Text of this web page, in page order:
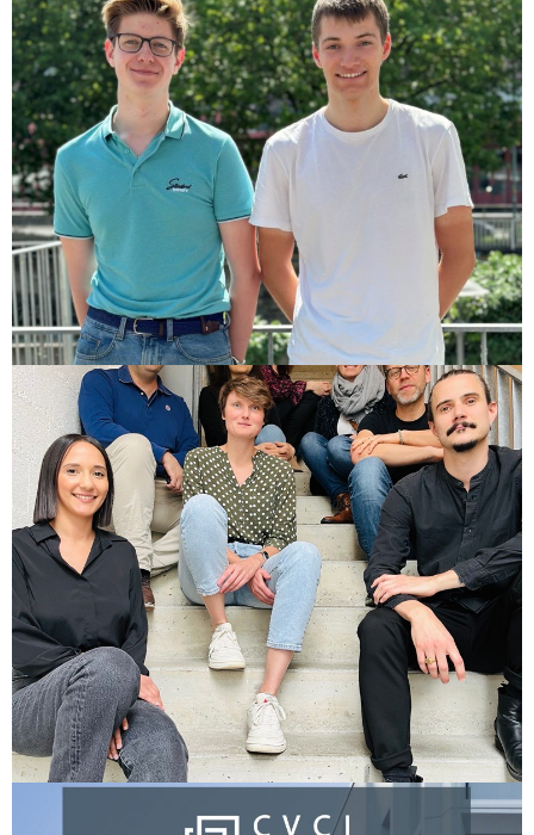
Félicitations à nos apprentis!